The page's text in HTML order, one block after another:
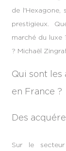
de l'Hexagone,
prestigieux.
marché du luxe
? Michaël
Qui sont
en France ?
Des
Sur le